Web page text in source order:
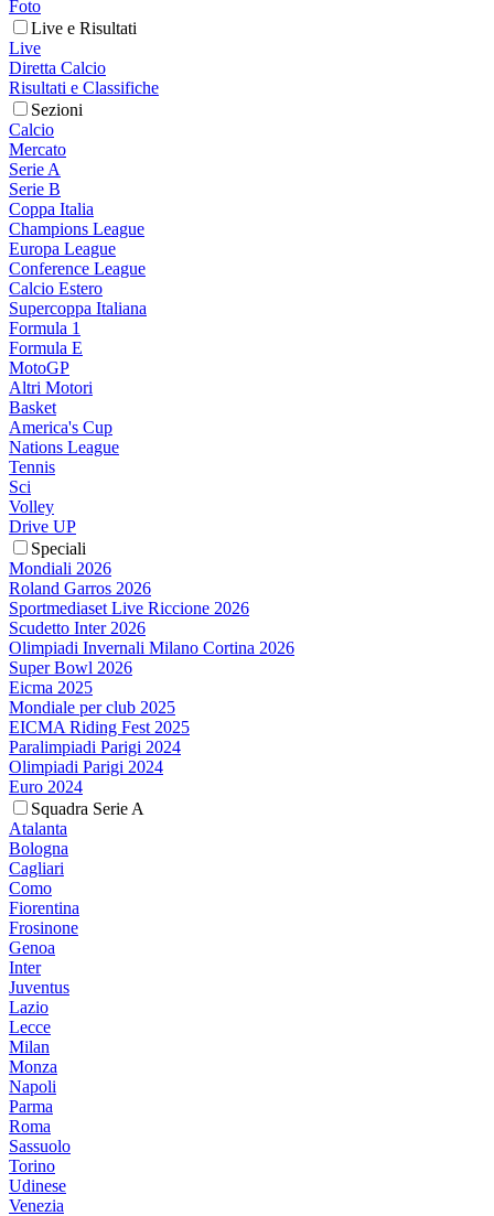
Foto
Live e Risultati
Live
Diretta Calcio
Risultati e Classifiche
Sezioni
Calcio
Mercato
Serie A
Serie B
Coppa Italia
Champions League
Europa League
Conference League
Calcio Estero
Supercoppa Italiana
Formula 1
Formula E
MotoGP
Altri Motori
Basket
America's Cup
Nations League
Tennis
Sci
Volley
Drive UP
Speciali
Mondiali 2026
Roland Garros 2026
Sportmediaset Live Riccione 2026
Scudetto Inter 2026
Olimpiadi Invernali Milano Cortina 2026
Super Bowl 2026
Eicma 2025
Mondiale per club 2025
EICMA Riding Fest 2025
Paralimpiadi Parigi 2024
Olimpiadi Parigi 2024
Euro 2024
Squadra Serie A
Atalanta
Bologna
Cagliari
Como
Fiorentina
Frosinone
Genoa
Inter
Juventus
Lazio
Lecce
Milan
Monza
Napoli
Parma
Roma
Sassuolo
Torino
Udinese
Venezia